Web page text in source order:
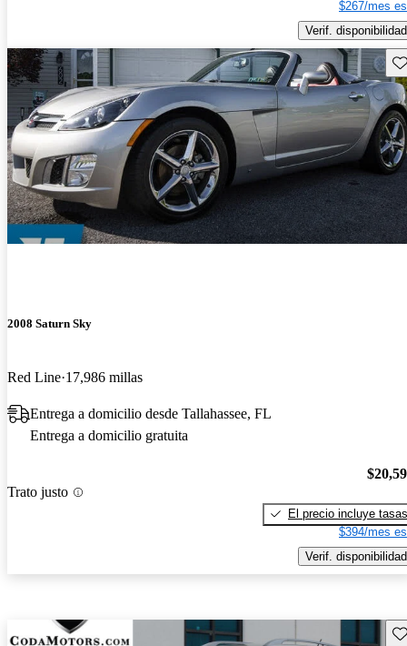
$267/mes
Verif. disponibilidad
2008 Saturn Sky
Red Line 17,986 millas
Entrega a domicilio desde Tallahassee, FL
Entrega a domicilio gratuita
Trato justo
El precio incluye tasas
$394/mes
Verif. disponibilidad